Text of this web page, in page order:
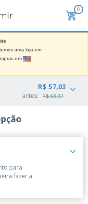
0
uma loja em
em
R$ 57,03
antes: R$ 63,37
para
fazer a